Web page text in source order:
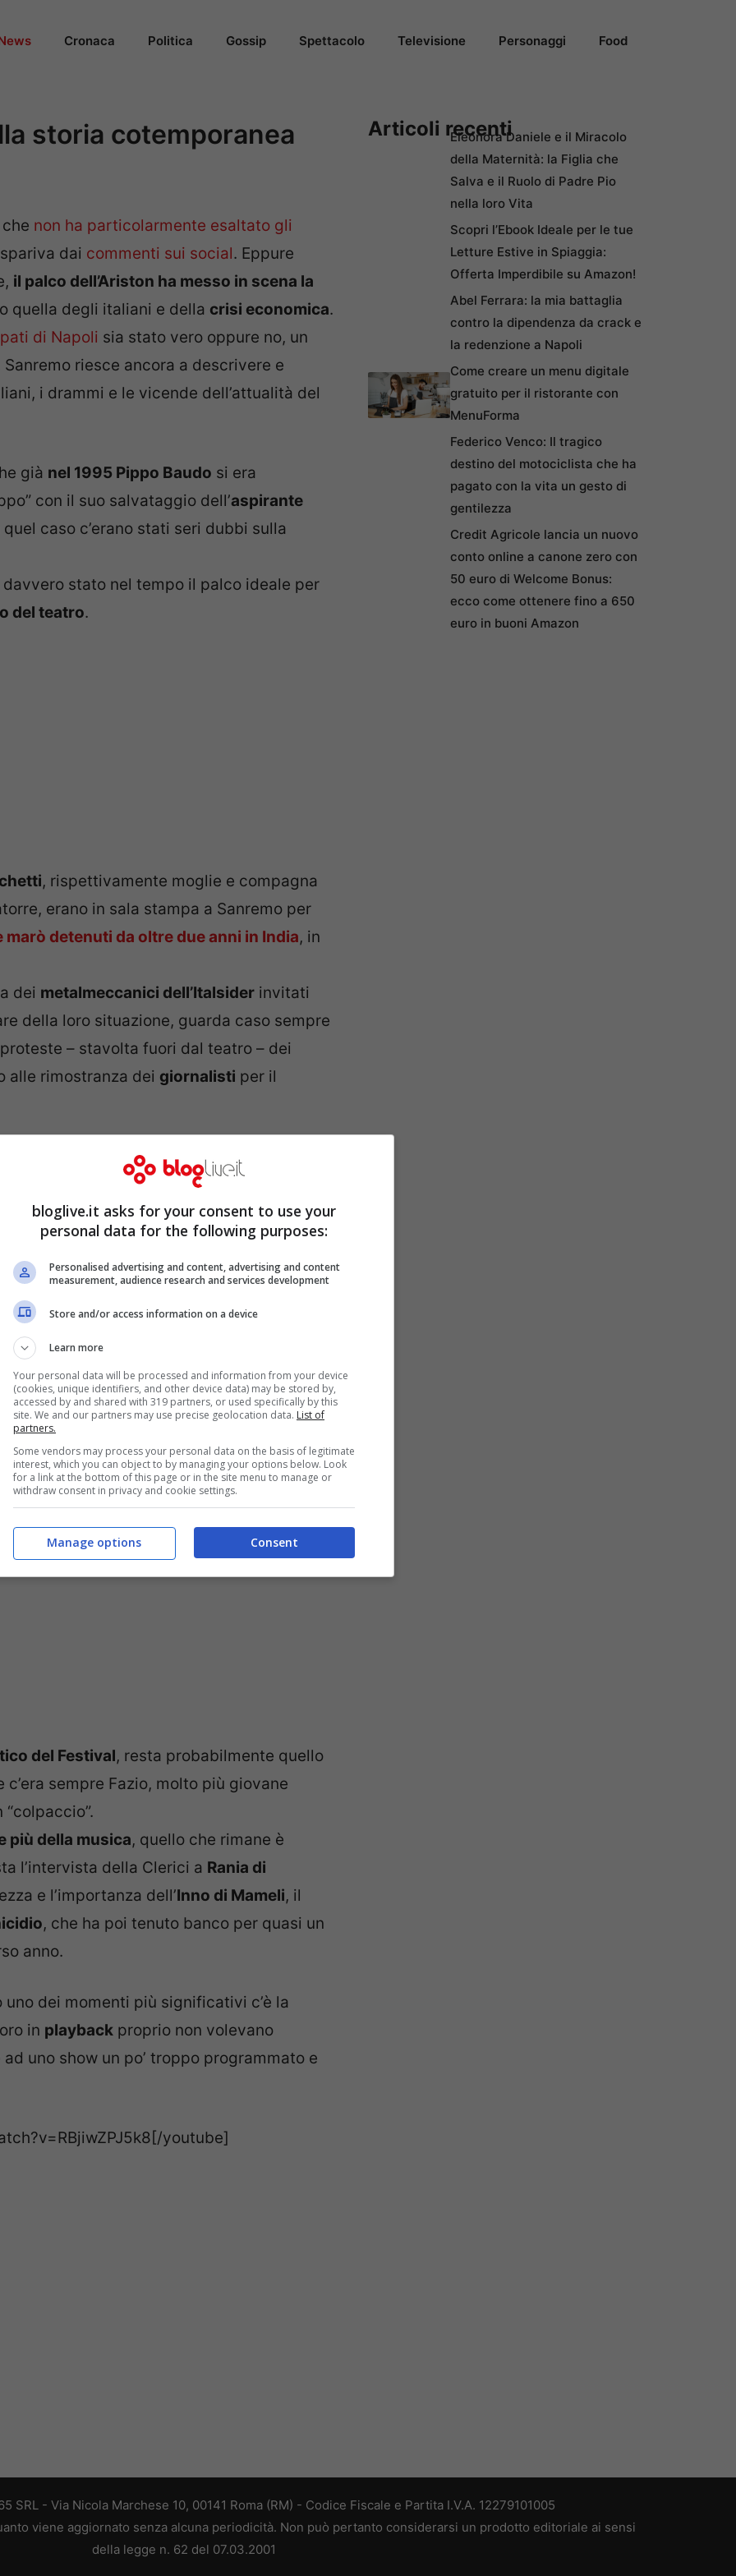
Cronaca Politica Gossip Spettacolo Televisione Personaggi Food
storia cotemporanea
non ha particolarmente esaltato gli
dai commenti sui social. Eppure
il palco dell’Ariston ha messo in scena la
quella degli italiani e della crisi economica.
di Napoli sia stato vero oppure no, un
riesce ancora a descrivere e
i drammi e le vicende dell’attualità del
già nel 1995 Pippo Baudo si era
con il suo salvataggio dell’aspirante
quel caso c’erano stati seri dubbi sulla
stato nel tempo il palco ideale per
del teatro.
, rispettivamente moglie e compagna
erano in sala stampa a Sanremo per
marò detenuti da oltre due anni in India, in
dei metalmeccanici dell’Italsider invitati
della loro situazione, guarda caso sempre
– stavolta fuori dal teatro – dei
alle rimostranza dei giornalisti per il
tanto atteso come pubblico
un comizio all’esterno
, per sfruttare ancora
e a sua disposizione.
restò in scena quasi un’ora, assieme a Gianni
Rocco Papaleo e Pupo. Affrontarono la
elettorale
di eccellenza e più strettamente
una riflessione sulla deriva di un certa
italiani:nel 2010 fu l’orchestra ad
palco in segno di dissenso verso
Valerio Scanu, premiato invece dal
del Festival, resta probabilmente quello
c’era sempre Fazio, molto più giovane
più della musica, quello che rimane è
l’intervista della Clerici a Rania di
e l’importanza dell’Inno di Mameli, il
, che ha poi tenuto banco per quasi un
anno.
dei momenti più significativi c’è la
in playback proprio non volevano
uno show un po’ troppo programmato e
youtube]
Articoli recentiEleonora Daniele e il Miracolo
della Maternità: la Figlia che
Salva e il Ruolo di Padre Pio
nella loro Vita
Scopri l’Ebook Ideale per le tue
Letture Estive in Spiaggia:
Offerta Imperdibile su Amazon!
Abel Ferrara: la mia battaglia
contro la dipendenza da crack e
la redenzione a Napoli
Come creare un menu digitale
gratuito per il ristorante con
MenuForma
Federico Venco: Il tragico
destino del motociclista che ha
pagato con la vita un gesto di
gentilezza
Credit Agricole lancia un nuovo
conto online a canone zero con
50 euro di Welcome Bonus:
ecco come ottenere fino a 650
euro in buoni Amazon
SRL - Via Nicola Marchese 10, 00141 Roma (RM) - Codice Fiscale e Partita I.V.A. 12279101005
viene aggiornato senza alcuna periodicità. Non può pertanto considerarsi un prodotto editoriale ai sensi
della legge n. 62 del 07.03.2001
bloglive.it asks for your consent to use your
personal data for the following purposes:
Personalised advertising and content, advertising and content
measurement, audience research and services development
Store and/or access information on a device
Learn more
Your personal data will be processed and information from your device
(cookies, unique identifiers, and other device data) may be stored by,
accessed by and shared with 319 partners, or used specifically by this
site. We and our partners may use precise geolocation data. List of
partners.
Some vendors may process your personal data on the basis of legitimate
interest, which you can object to by managing your options below. Look
for a link at the bottom of this page or in the site menu to manage or
withdraw consent in privacy and cookie settings.
Consent
Manage options